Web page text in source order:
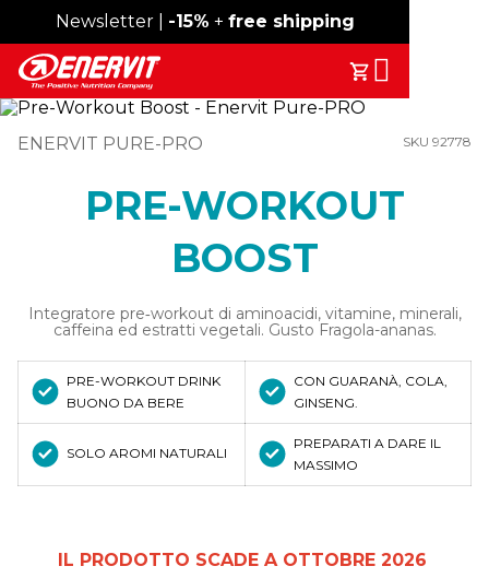
Spedizione gratuita sopra i 49€
Newsletter | -15% + free shipping
Il Tuo
Search
ENERVIT PURE-PRO SKU 92778
PRE-WORKOUT
BOOST
Integratore pre‑workout di aminoacidi, vitamine, minerali,
caffeina ed estratti vegetali. Gusto Fragola-ananas.
PRE-WORKOUT DRINK
BUONO DA BERE
CON GUARANÀ, COLA,
GINSENG.
SOLO AROMI NATURALI
PREPARATI A DARE IL
MASSIMO
IL PRODOTTO SCADE A OTTOBRE 2026